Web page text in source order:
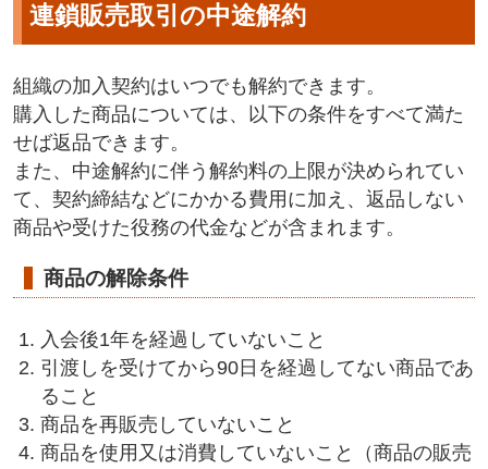
連鎖販売取引の中途解約
組織の加入契約はいつでも解約できます。
購入した商品については、以下の条件をすべて満た
せば返品できます。
また、中途解約に伴う解約料の上限が決められてい
て、契約締結などにかかる費用に加え、返品しない
商品や受けた役務の代金などが含まれます。
商品の解除条件
入会後1年を経過していないこと
引渡しを受けてから90日を経過してない商品であ
ること
商品を再販売していないこと
商品を使用又は消費していないこと（商品の販売